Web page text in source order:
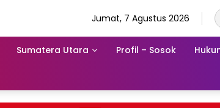
Jumat, 7 Agustus 2026
Sumatera Utara Profil – Sosok